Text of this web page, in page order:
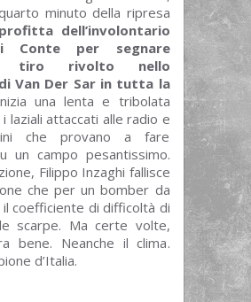
minuto della ripresa
dell’involontario
Conte per segnare
tiro rivolto nello
Van Der Sar in tutta la
una lenta e tribolata
laziali attaccati alle radio e
che provano a fare
un campo pesantissimo.
Filippo Inzaghi fallisce
che per un bomber da
coefficiente di difficoltà di
scarpe. Ma certe volte,
bene. Neanche il clima.
d’Italia.